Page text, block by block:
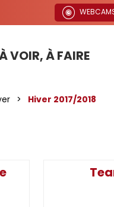
VOIR, À FAIRE
> Hiver 2017/2018